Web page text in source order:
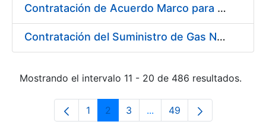
Contratación de Acuerdo Marco para el Suministro de Rodamientos y Material de Transmisiones para la Fábrica Nacional de Moneda y Timbre – Real Casa de la Moneda
Contratación del Suministro de Gas Natural para la Fábrica Nacional de Moneda y Timbre – Real Casa de Moneda, en sus centros de trabajo de Madrid y Burgos
Mostrando el intervalo 11 - 20 de 486 resultados.
Página
1 Página
2 Página
3 ...Páginas intermedias Use
Página
49